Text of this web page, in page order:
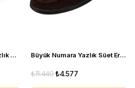
Büyük Numara Erkek Yazlık Ayakkabı - UTKAN02 Tarçın Büyük Numara Yazlık Süet Erkek Ayakkabısı - Utkan001 Kahve Süet
₺4.577
₺11.440